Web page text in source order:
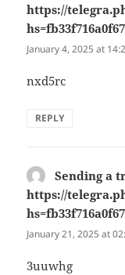
https://
January 4, 2025 at
nxd5rc
REPLY
Sending a
https://
January 21, 2025 at
3uuwhg